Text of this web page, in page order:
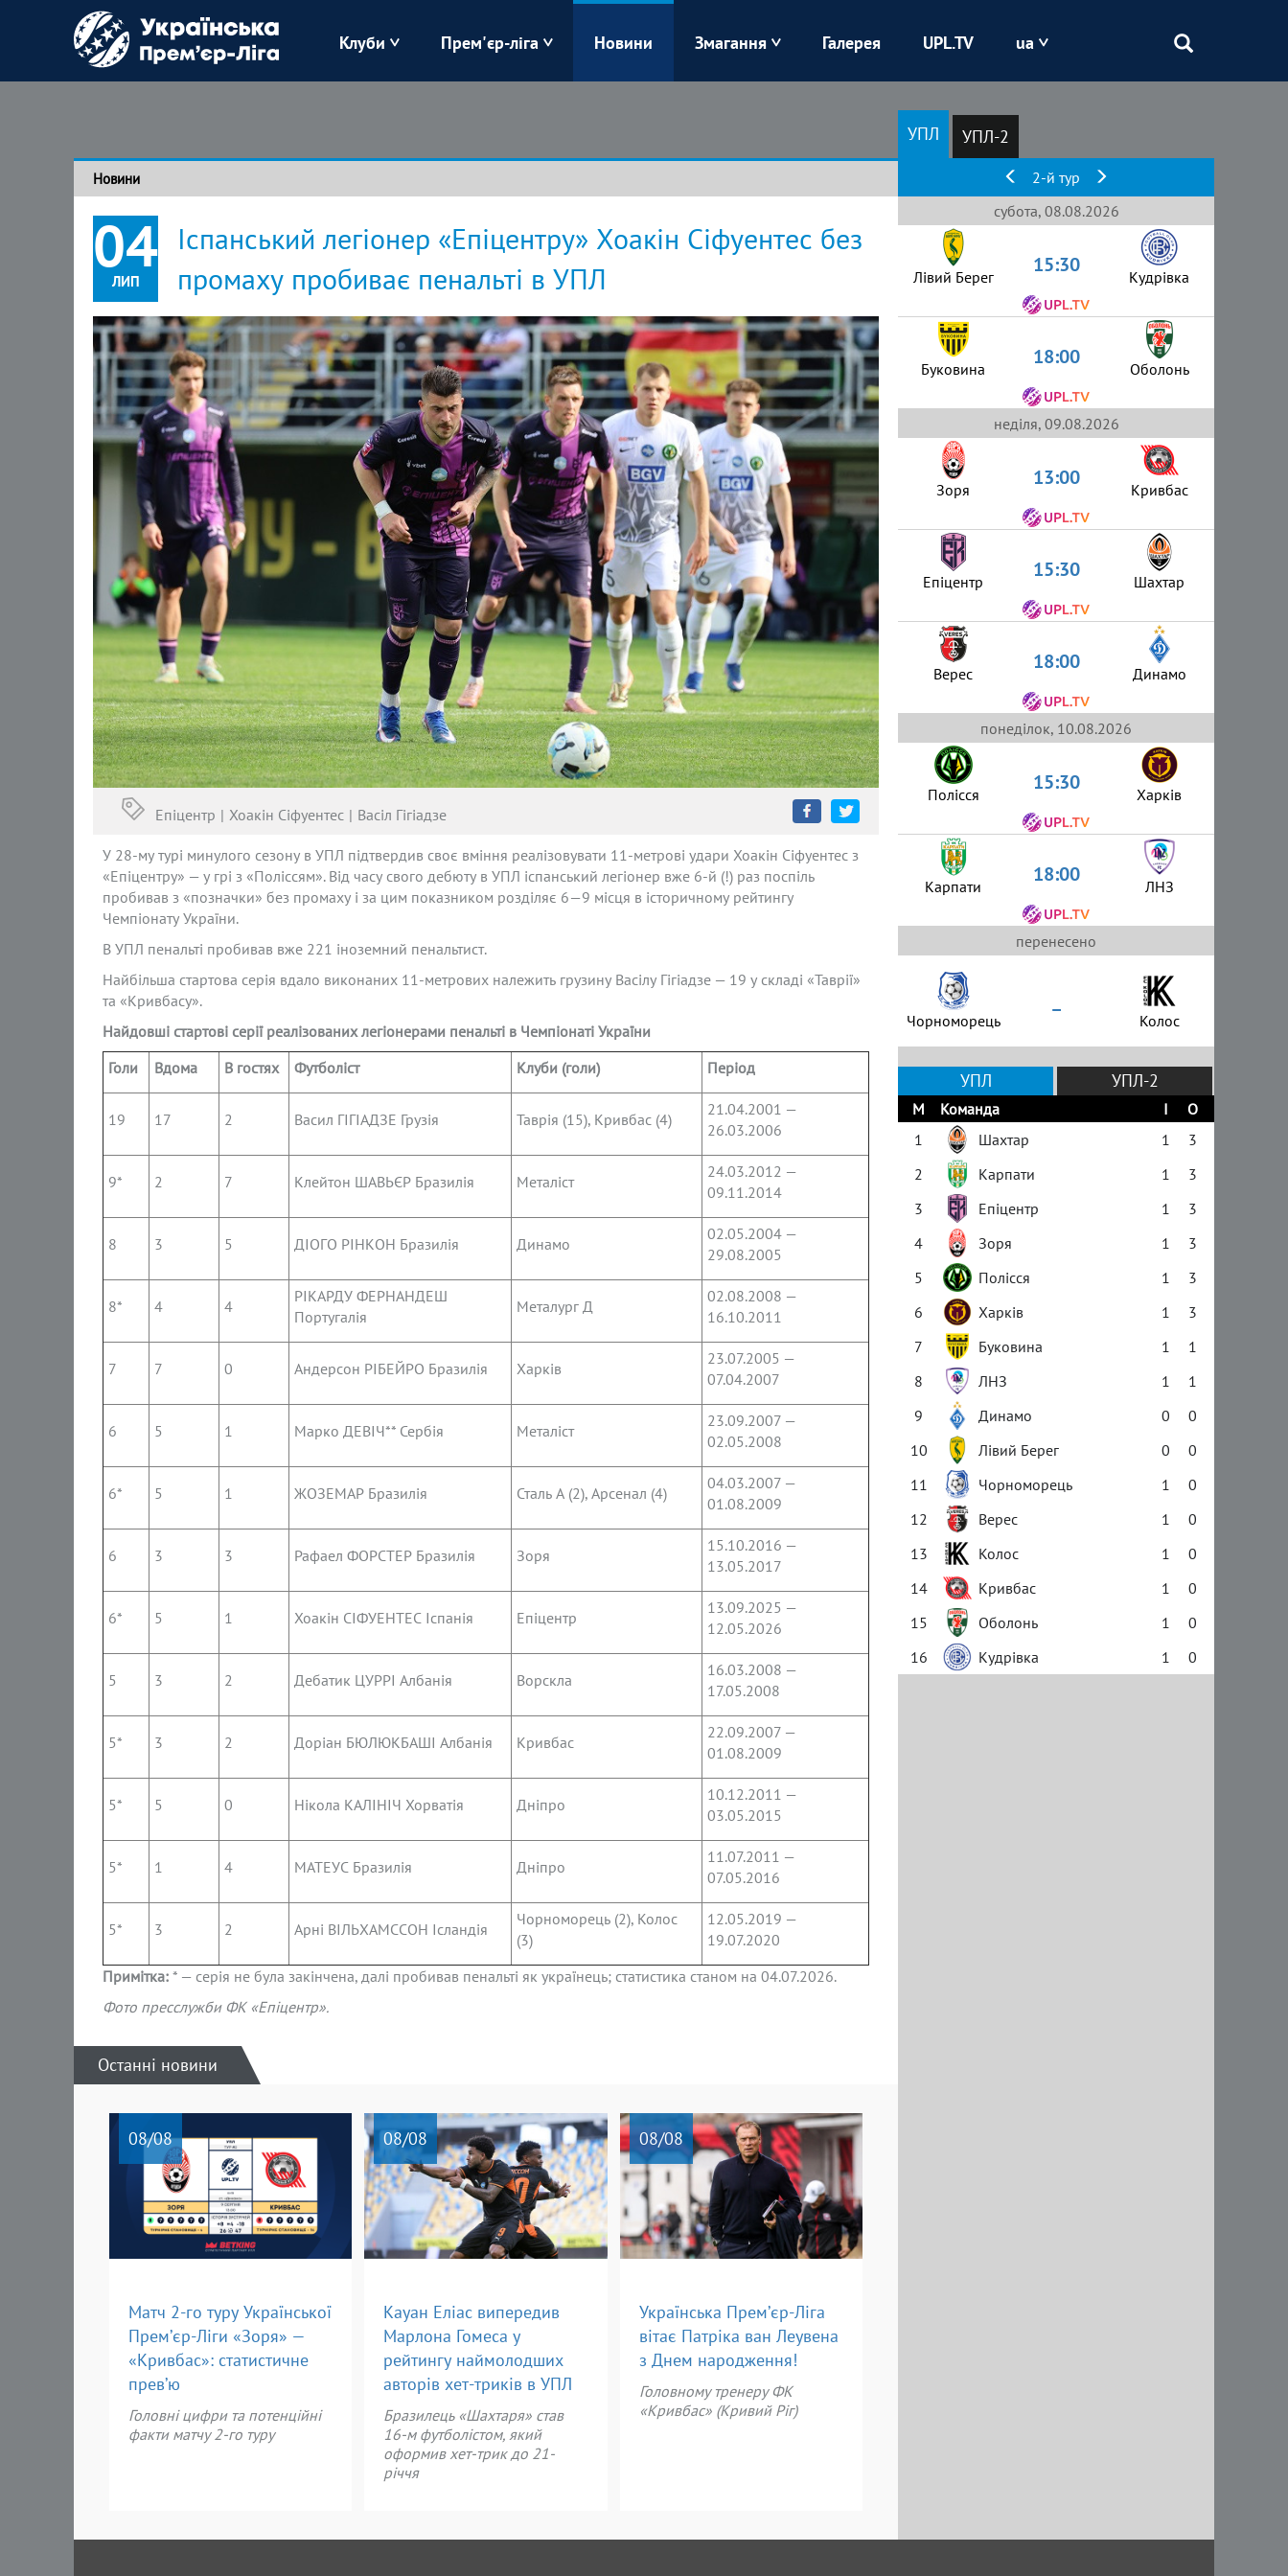
Клуби
Зоря Карпати Колос Кривбас
Кудрівка Оболонь
Прем'єр-ліга Новини Змагання Галерея UPL.TV ua
Новини
04
ЛИП
Іспанський легіонер «Епіцентру» Хоакін Сіфуентес без
промаху пробиває пенальті в УПЛ
Епіцентр Хоакін Сіфуентес Васіл Гігіадзе
У 28-му турі минулого сезону в УПЛ підтвердив своє вміння реалізовувати 11-метрові удари Хоакін Сіфуентес з
«Епіцентру» — у грі з «Поліссям». Від часу свого дебюту в УПЛ іспанський легіонер вже 6-й (!) раз поспіль
пробивав з «позначки» без промаху і за цим показником розділяє 6—9 місця в історичному рейтингу
Чемпіонату України.
В УПЛ пенальті пробивав вже 221 іноземний пенальтист.
Найбільша стартова серія вдало виконаних 11-метрових належить грузину Васілу Гігіадзе — 19 у складі «Таврії»
та «Кривбасу».
Найдовші стартові серії реалізованих легіонерами пенальті в Чемпіонаті України
Голи
Вдома В гостях Футболіст Клуби (голи) Період
19 17 2 Васил ГІГІАДЗЕ Грузія Таврія (15), Кривбас (4)
21.04.2001 —
26.03.2006
9* 2 7 Клейтон ШАВЬЄР Бразилія Металіст
24.03.2012 —
09.11.2014
8 3 5 ДІОГО РІНКОН Бразилія Динамо
02.05.2004 —
29.08.2005
8* 4 4
РІКАРДУ ФЕРНАНДЕШ
Португалія
Металург Д
02.08.2008 —
16.10.2011
7 7 0 Андерсон РІБЕЙРО Бразилія Харків
23.07.2005 —
07.04.2007
6 5 1 Марко ДЕВІЧ** Сербія Металіст
23.09.2007 —
02.05.2008
6* 5 1 ЖОЗЕМАР Бразилія Сталь А (2), Арсенал (4)
04.03.2007 —
01.08.2009
6 3 3 Рафаел ФОРСТЕР Бразилія Зоря
15.10.2016 —
13.05.2017
6* 5 1 Хоакін СІФУЕНТЕС Іспанія Епіцентр
13.09.2025 —
12.05.2026
5 3 2 Дебатик ЦУРРІ Албанія Ворскла
16.03.2008 —
17.05.2008
5* 3 2 Доріан БЮЛЮКБАШІ Албанія Кривбас
22.09.2007 —
01.08.2009
5* 5 0 Нікола КАЛІНІЧ Хорватія Дніпро
10.12.2011 —
03.05.2015
5* 1 4 МАТЕУС Бразилія Дніпро
11.07.2011 —
07.05.2016
5* 3 2 Арні ВІЛЬХАМССОН Ісландія
Чорноморець (2), Колос
(3)
12.05.2019 —
19.07.2020
Примітка: * — серія не була закінчена, далі пробивав пенальті як українець; статистика станом на 04.07.2026.
Фото пресслужби ФК «Епіцентр».
Останні новини
08/08
Матч 2-го туру Української
Прем’єр-Ліги «Зоря» —
«Кривбас»: статистичне
прев’ю
Головні цифри та потенційні
факти матчу 2-го туру
08/08
Кауан Еліас випередив
Марлона Гомеса у
рейтингу наймолодших
авторів хет-триків в УПЛ
Бразилець «Шахтаря» став
16-м футболістом, який
оформив хет-трик до 21-
річчя
08/08
Українська Прем’єр-Ліга
вітає Патріка ван Леувена
з Днем народження!
Головному тренеру ФК
«Кривбас» (Кривий Ріг)
УПЛ УПЛ-2
2-й тур
субота, 08.08.2026
Лівий Берег 15:30 Кудрівка
Буковина 18:00 Оболонь
неділя, 09.08.2026
Зоря 13:00 Кривбас
Епіцентр 15:30 Шахтар
Верес 18:00 Динамо
понеділок, 10.08.2026
Полісся 15:30 Харків
Карпати 18:00 ЛНЗ
перенесено
Чорноморець – Колос
УПЛ УПЛ-2
М Команда І
О
1
Шахтар 1
3
2
Карпати 1
3
3
Епіцентр 1
3
4
Зоря 1
3
5
Полісся 1
3
6
Харків 1
3
7
Буковина 1
1
8
ЛНЗ 1
1
9
Динамо 0
0
10
Лівий Берег 0
0
11
Чорноморець 1
0
12
Верес 1
0
13
Колос 1
0
14
Кривбас 1
0
15
Оболонь 1
0
16
Кудрівка 1 0